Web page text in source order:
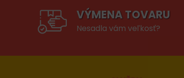
VÝMENA TOVARU
Nesadla vám veľkosť?